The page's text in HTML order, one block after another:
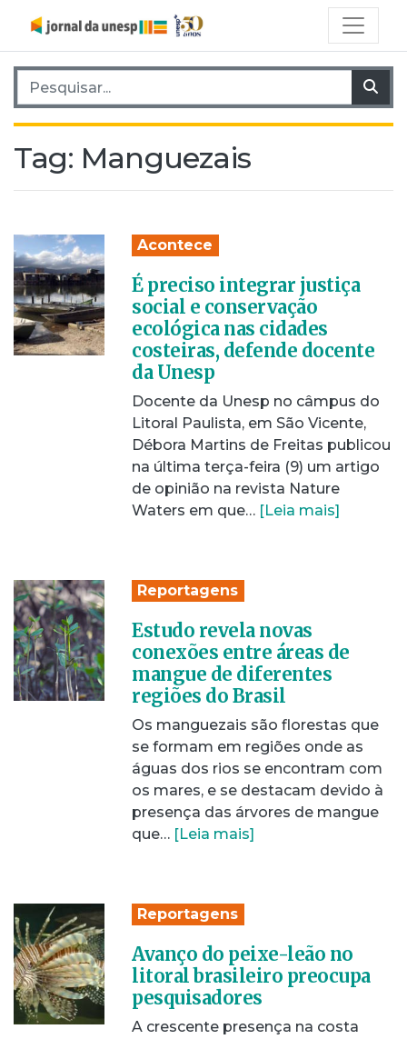
Pesquisar por:
Tag: Manguezais
Acontece
É preciso integrar justiça
social e conservação
ecológica nas cidades
costeiras, defende docente
da Unesp
Docente da Unesp no câmpus do
Litoral Paulista, em São Vicente,
Débora Martins de Freitas publicou
na última terça-feira (9) um artigo
de opinião na revista Nature
Waters em que… [Leia mais]
Reportagens
Estudo revela novas
conexões entre áreas de
mangue de diferentes
regiões do Brasil
Os manguezais são florestas que
se formam em regiões onde as
águas dos rios se encontram com
os mares, e se destacam devido à
presença das árvores de mangue
que… [Leia mais]
Reportagens
Avanço do peixe-leão no
litoral brasileiro preocupa
pesquisadores
A crescente presença na costa